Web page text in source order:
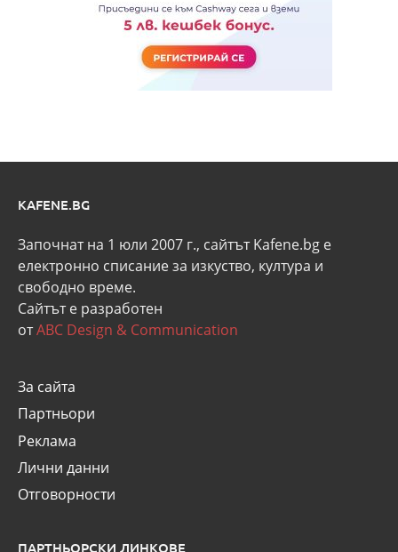
KAFENE.BG
Започнат на 1 юли 2007 г., сайтът Kafene.bg e
eлектронно списание за изкуство, култура и
свободно време.
Сайтът е разработен
отABC Design & Communication
За сайта
Партньори
Реклама
Лични данни
Отговорности
ПАРТНЬОРСКИ ЛИНКОВЕ